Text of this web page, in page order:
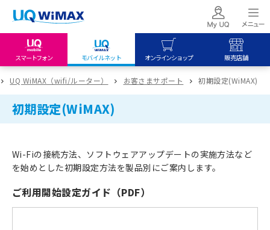
スマートフォン モバイルネット オンラインショップ 販売店舗
my UQ WiMAX
UQ WiMAX ご契約の方
My UQ mobile
UQ mobile
データチャージサイト
UQ mobile
オンラインショップ
UQ WiMAX
UQ mobile
販売店舗
UQ WiMAX
UQ WiMAX（wifi/ルーター） お客さまサポート 初期設定(WiMAX)
初期設定(WiMAX)
Wi-Fiの接続方法、ソフトウェアアップデートの実施方法など
を始めとした初期設定方法を製品別にご案内します。
ご利用開始設定ガイド（PDF）